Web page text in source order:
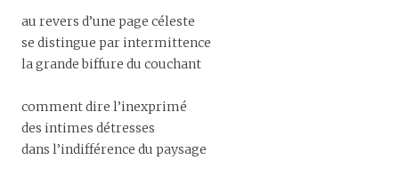
au revers d’une page céleste
se distingue par intermittence
la grande biffure du couchant
comment dire l’inexprimé
des intimes détresses
dans l’indifférence du paysage